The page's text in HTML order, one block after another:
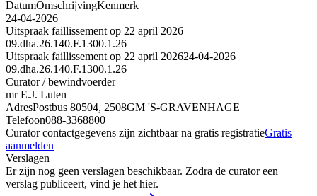
DatumOmschrijvingKenmerk
24-04-2026
Uitspraak faillissement op 22 april 2026
09.dha.26.140.F.1300.1.26
Uitspraak faillissement op 22 april 202624-04-2026
09.dha.26.140.F.1300.1.26
Curator / bewindvoerder
mr E.J. Luten
AdresPostbus 80504, 2508GM 'S-GRAVENHAGE
Telefoon088-3368800
Curator contactgegevens zijn zichtbaar na gratis registratieGratis
aanmelden
Verslagen
Er zijn nog geen verslagen beschikbaar. Zodra de curator een
verslag publiceert, vind je het hier.